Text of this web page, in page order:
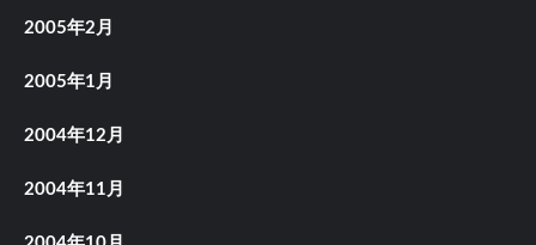
2005年2月
2005年1月
2004年12月
2004年11月